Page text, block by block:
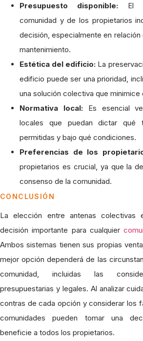
Presupuesto disponible: El
comunidad y de los propietarios
decisión, especialmente en
mantenimiento.
Estética del edificio: La
edificio puede ser una prioridad,
una solución colectiva que minimice
Normativa local:Es esencial
locales que puedan dictar qué
permitidas y bajo qué condiciones.
Preferencias de los
propietarios es crucial, ya que la
consenso de la comunidad.
CONCLUSIÓN
La elección entre antenas colectivas
decisión importante para cualquier
Ambos sistemas tienen sus propias
mejor opción dependerá de las
comunidad, incluidas las
presupuestarias y legales. Al analizar
contras de cada opción y considerar los
comunidades pueden tomar una
beneficie a todos los propietarios.